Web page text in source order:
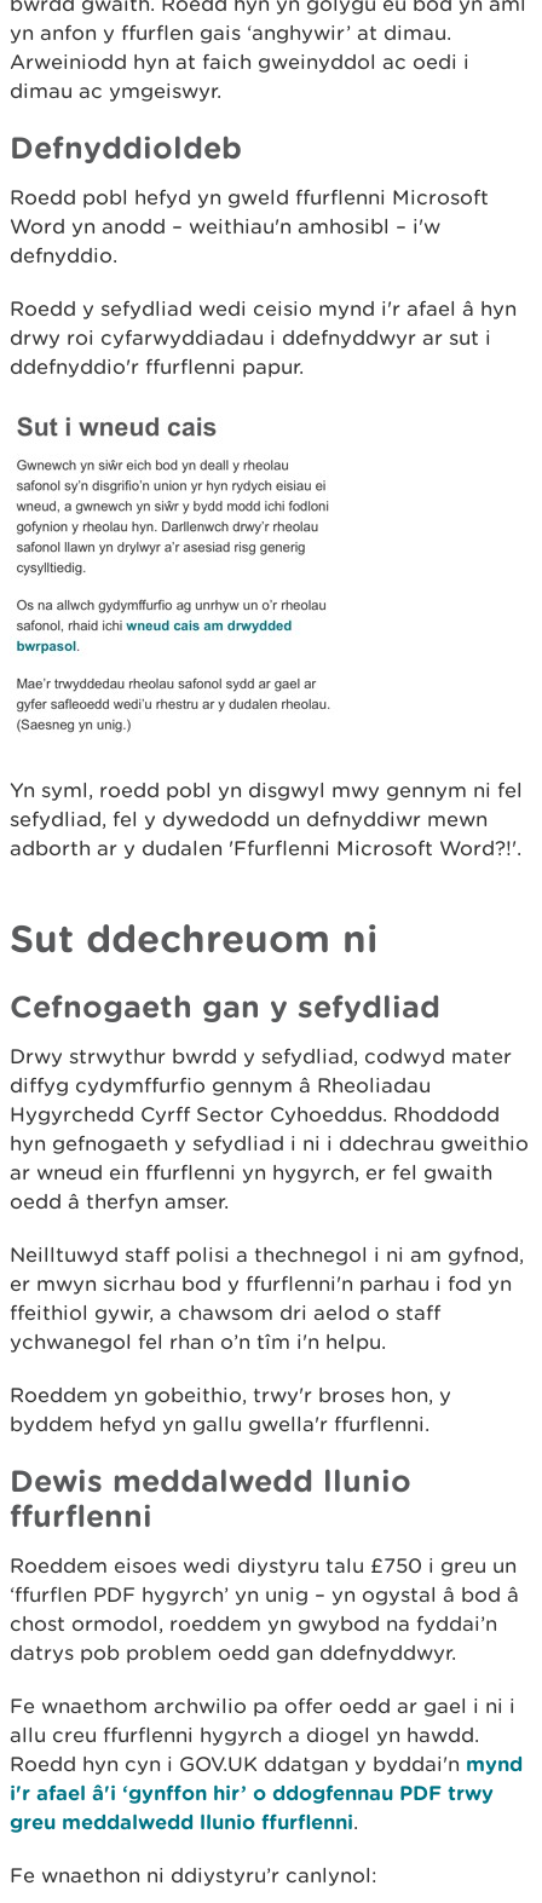
yn anfon y ffurflen gais ‘anghywir’ at dimau.
Arweiniodd hyn at faich gweinyddol ac oedi i
dimau ac ymgeiswyr.
Defnyddioldeb
Roedd pobl hefyd yn gweld ffurflenni Microsoft
Word yn anodd – weithiau'n amhosibl – i'w
defnyddio.
Roedd y sefydliad wedi ceisio mynd i'r afael â hyn
drwy roi cyfarwyddiadau i ddefnyddwyr ar sut i
ddefnyddio'r ffurflenni papur.
Yn syml, roedd pobl yn disgwyl mwy gennym ni fel
sefydliad, fel y dywedodd un defnyddiwr mewn
adborth ar y dudalen 'Ffurflenni Microsoft Word?!'.
Sut ddechreuom ni
Cefnogaeth gan y sefydliad
Drwy strwythur bwrdd y sefydliad, codwyd mater
diffyg cydymffurfio gennym â Rheoliadau
Hygyrchedd Cyrff Sector Cyhoeddus. Rhoddodd
hyn gefnogaeth y sefydliad i ni i ddechrau gweithio
ar wneud ein ffurflenni yn hygyrch, er fel gwaith
oedd â therfyn amser.
Neilltuwyd staff polisi a thechnegol i ni am gyfnod,
er mwyn sicrhau bod y ffurflenni'n parhau i fod yn
ffeithiol gywir, a chawsom dri aelod o staff
ychwanegol fel rhan o’n tîm i'n helpu.
Roeddem yn gobeithio, trwy'r broses hon, y
byddem hefyd yn gallu gwella'r ffurflenni.
Dewis meddalwedd llunio
ffurflenni
Roeddem eisoes wedi diystyru talu £750 i greu un
‘ffurflen PDF hygyrch’ yn unig – yn ogystal â bod â
chost ormodol, roeddem yn gwybod na fyddai’n
datrys pob problem oedd gan ddefnyddwyr.
Fe wnaethom archwilio pa offer oedd ar gael i ni i
allu creu ffurflenni hygyrch a diogel yn hawdd.
Roedd hyn cyn i GOV.UK ddatgan y byddai'n mynd
i'r afael â'i ‘gynffon hir’ o ddogfennau PDF trwy
greu meddalwedd llunio ffurflenni.
Fe wnaethon ni ddiystyru’r canlynol: